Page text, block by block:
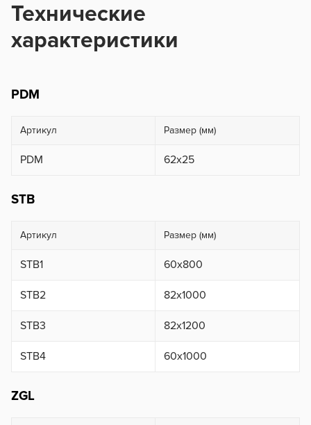
Технические
характеристики
PDM
Артикул Размер (мм)
PDM 62x25
STB
Артикул Размер (мм)
STB1 60х800
STB2 82х1000
STB3 82х1200
STB4 60х1000
ZGL